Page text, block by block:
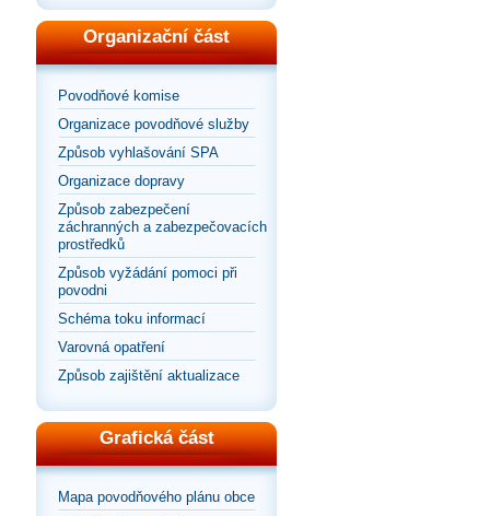
Organizační část
Povodňové komise
Organizace povodňové služby
Způsob vyhlašování SPA
Organizace dopravy
Způsob zabezpečení
záchranných a zabezpečovacích
prostředků
Způsob vyžádání pomoci při
povodni
Schéma toku informací
Varovná opatření
Způsob zajištění aktualizace
Grafická část
Mapa povodňového plánu obce